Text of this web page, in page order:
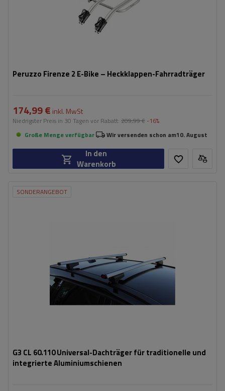
Peruzzo Firenze 2 E-Bike – Heckklappen-Fahrradträger
174,99 € inkl. MwSt
Niedrigster Preis in 30 Tagen vor Rabatt: 209,99 € -16%
Große Menge verfügbar
Wir versenden schon am10. August
In den
Warenkorb
SONDERANGEBOT
G3 CL 60.110 Universal-Dachträger für traditionelle und
integrierte Aluminiumschienen